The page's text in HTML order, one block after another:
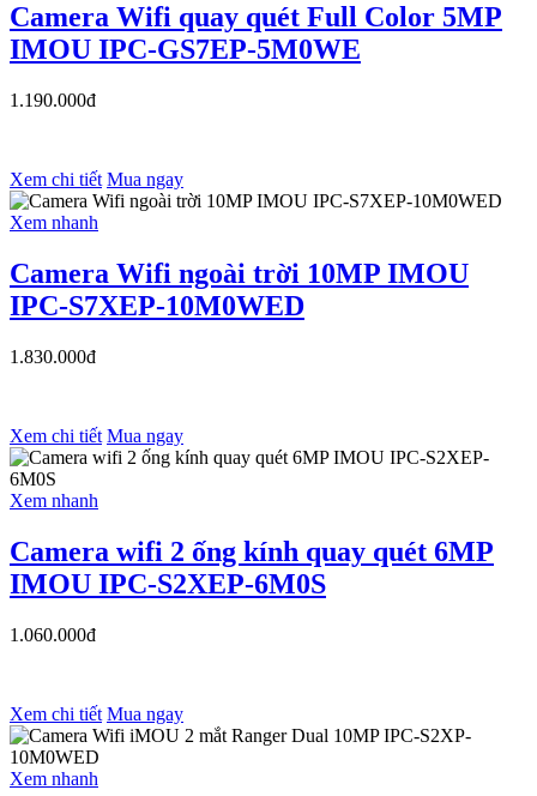
Camera Wifi quay quét Full Color 5MP
IMOU IPC-GS7EP-5M0WE
1.190.000đ
Xem chi tiết Mua ngay
Xem nhanh
Camera Wifi ngoài trời 10MP IMOU
IPC-S7XEP-10M0WED
1.830.000đ
Xem chi tiết Mua ngay
Xem nhanh
Camera wifi 2 ống kính quay quét 6MP
IMOU IPC-S2XEP-6M0S
1.060.000đ
Xem chi tiết Mua ngay
Xem nhanh